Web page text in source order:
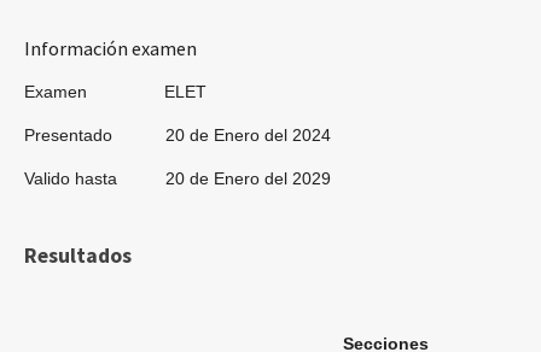
Información examen
Examen ELET
Presentado 20 de Enero del 2024
Valido hasta 20 de Enero del 2029
Resultados
Secciones